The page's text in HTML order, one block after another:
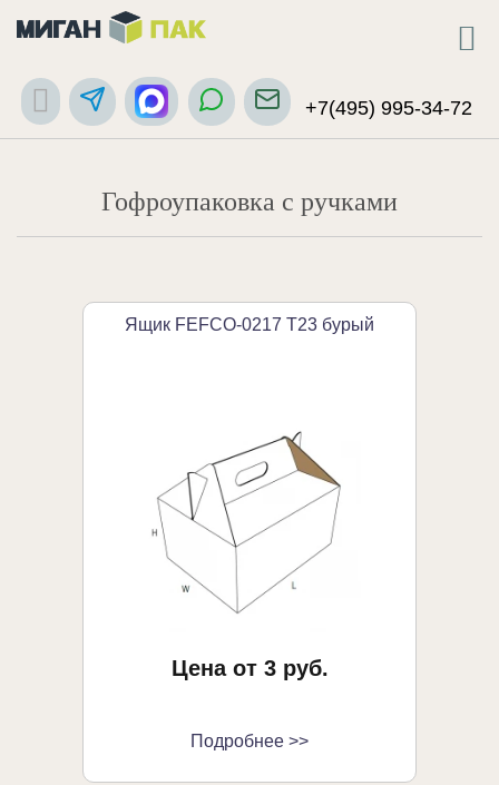
+7(495) 995-34-72
Гофроупаковка с ручками
Ящик FEFCO-0217 Т23 бурый
Цена от 3 руб.
Подробнее >>